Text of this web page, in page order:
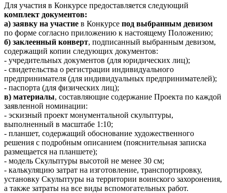
Для участия в Конкурсе предоставляется следующий
комплект документов:
а) заявку на участие в Конкурсе под выбранным девизом
по форме согласно приложению к настоящему Положению;
б) заклеенный конверт, подписанный выбранным девизом,
содержащий копии следующих документов:
- учредительных документов (для юридических лиц);
- свидетельства о регистрации индивидуального
предпринимателя (для индивидуальных предпринимателей);
- паспорта (для физических лиц);
в) материалы, составляющие содержание Проекта по каждой
заявленной номинации:
- эскизный проект монументальной скульптуры,
выполненный в масштабе 1:10;
- планшет, содержащий обоснование художественного
решения с подробным описанием (пояснительная записка
размещается на планшете);
- модель Скульптуры высотой не менее 30 см;
- калькуляцию затрат на изготовление, транспортировку,
установку Скульптуры на территории воинского захоронения,
а также затраты на все виды вспомогательных работ.